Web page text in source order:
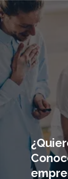
Imagen
principal